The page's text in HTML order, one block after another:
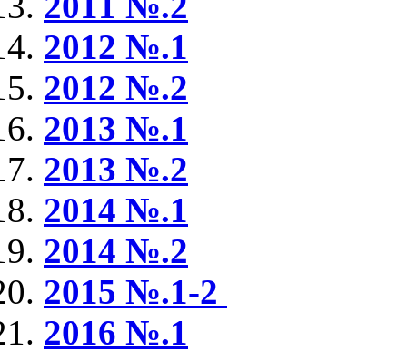
2012 №.1
2012 №.2
2013 №.1
2013 №.2
2014 №.1
2014 №.2
2015 №.1-2
2016 №.1